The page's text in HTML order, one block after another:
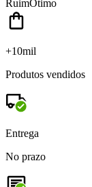
RuimÓtimo
+10mil
Produtos vendidos
Entrega
No prazo